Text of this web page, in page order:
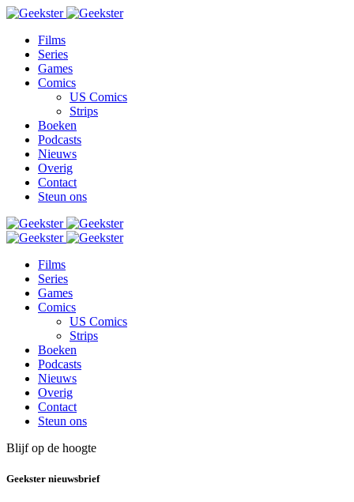
Films
Series
Games
Comics
US Comics
Strips
Boeken
Podcasts
Nieuws
Overig
Contact
Steun ons
Films
Series
Games
Comics
US Comics
Strips
Boeken
Podcasts
Nieuws
Overig
Contact
Steun ons
Blijf op de hoogte
Geekster nieuwsbrief